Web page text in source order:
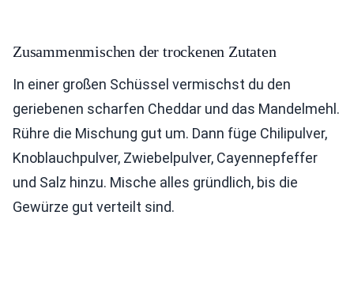
Zusammenmischen der trockenen Zutaten
In einer großen Schüssel vermischst du den
geriebenen scharfen Cheddar und das Mandelmehl.
Rühre die Mischung gut um. Dann füge Chilipulver,
Knoblauchpulver, Zwiebelpulver, Cayennepfeffer
und Salz hinzu. Mische alles gründlich, bis die
Gewürze gut verteilt sind.